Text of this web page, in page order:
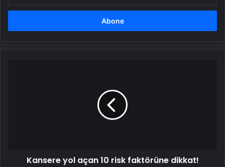
adresinizi
Kansere yol açan 10 risk faktörüne dikkat!